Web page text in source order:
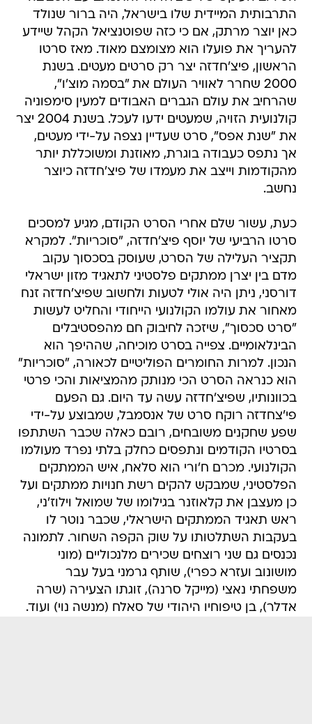
התרבותית המיידית שלו בישראל, היה ברור שנולד
כאן יוצר מרתק, אם כי כזה שפוטנציאל הקהל שיידע
להעריך את פועלו הוא מצומצם מאוד. מאז סרטו
הראשון, פיצ'חדזה יצר רק סרטים מעטים. בשנת
2000 שחרר לאוויר העולם את "בסמה מוצ'ו",
שהרחיב את עולם הגברים האבודים למעין סימפוניה
קולנועית הזויה, שמעטים ידעו לעכל. בשנת 2004 יצר
את "שנת אפס", סרט שעדיין נצפה על-ידי מעטים,
אך נתפס כעבודה בוגרת, מאוזנת ומשוכללת יותר
מהקודמות וייצב את מעמדו של פיצ'חדזה כיוצר
נחשב.
כעת, עשור שלם אחרי הסרט הקודם, מגיע למסכים
סרטו הרביעי של יוסף פיצ'חדזה, "סוכריות". למקרא
תקציר העלילה של הסרט, שעוסק בסכסוך עקוב
מדם בין יצרן ממתקים פלסטיני לתאגיד מזון ישראלי
דורסני, ניתן היה אולי לטעות ולחשוב שפיצ'חדזה זנח
מאחור את עולמו הקולנועי הייחודי והחליט לעשות
"סרט סכסוך", שיזכה לחיבוק חם מהפסטיבלים
הבינלאומיים. צפייה בסרט מוכיחה, שההיפך הוא
הנכון. למרות החומרים הפוליטיים לכאורה, "סוכריות"
הוא כנראה הסרט הכי מנותק מהמציאות והכי פרטי
בכוונותיו, שפיצ'חדזה עשה עד היום. גם הפעם
פי'צחדזה רוקח סרט של אנסמבל, שמבוצע על-ידי
שפע שחקנים משובחים, רובם כאלה שכבר השתתפו
בסרטיו הקודמים ונתפסים כחלק בלתי נפרד מעולמו
הקולנועי. מכרם ח'ורי הוא סלאח, איש הממתקים
הפלסטיני, שמבקש להקים רשת חנויות ממתקים ועל
כן מעצבן את קלאוזנר בגילומו של שמואל וילוז'ני,
ראש תאגיד הממתקים הישראלי, שכבר נוטר לו
בעקבות השתלטותו על שוק הקפה השחור. לתמונה
נכנסים גם שני רוצחים שכירים מלנכוליים (מוני
מושונוב ועזרא כפרי), שותף גרמני בעל עבר
משפחתי נאצי (מייקל סרנה), זוגתו הצעירה (שרה
אדלר), בן טיפוחיו היהודי של סאלח (מנשה נוי) ועוד.